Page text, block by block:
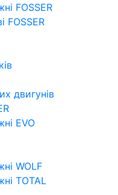
FOSSER
FOSSER
двигунів
EVO
WOLF
TOTAL